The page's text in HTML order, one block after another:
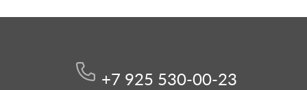
+7 925 530-00-23